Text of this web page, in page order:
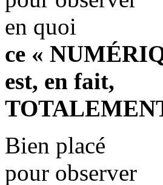
en quoi
ce «
est, en fait,
Bien placé
pour observer